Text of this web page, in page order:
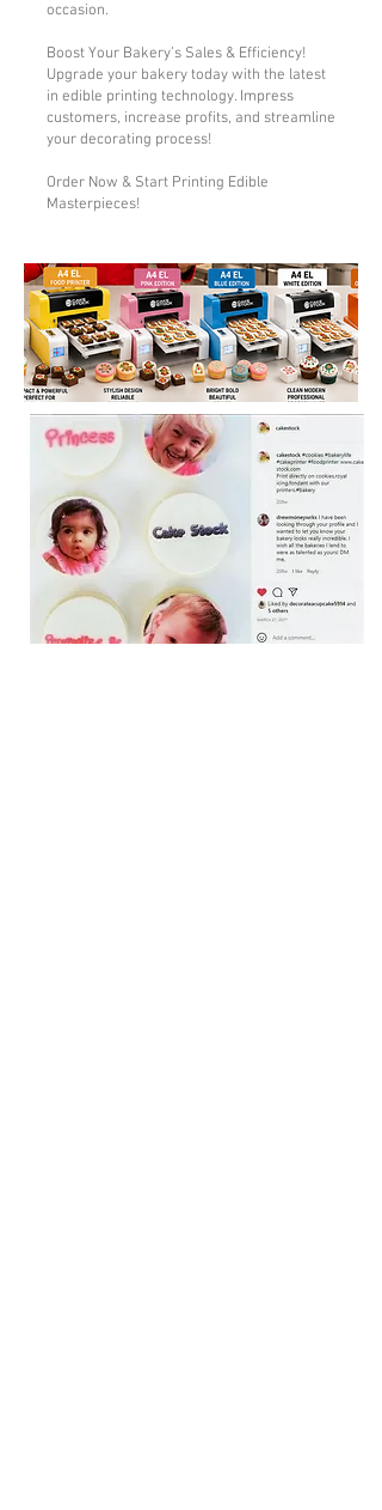
occasion.
Boost Your Bakery’s Sales & Efficiency!
Upgrade your bakery today with the latest
in edible printing technology. Impress
customers, increase profits, and streamline
your decorating process!
Order Now & Start Printing Edible
Masterpieces!